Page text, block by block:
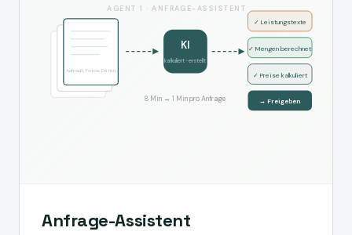
AGENT 1 · ANFRAGE-ASSISTENT
Aufmaß, Fotos, Daten
KI
kalkuliert · erstellt
✓ Leistungstexte
✓ Mengen berechnet
✓ Preise kalkuliert
→ Freigeben
8 Min → 1 Min pro Anfrage
Anfrage-Assistent